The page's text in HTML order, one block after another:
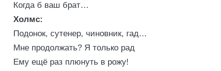
Когда б ваш брат…
Холмс:
Подонок, сутенер, чиновник, гад…
Мне продолжать? Я только рад
Ему ещё раз плюнуть в рожу!